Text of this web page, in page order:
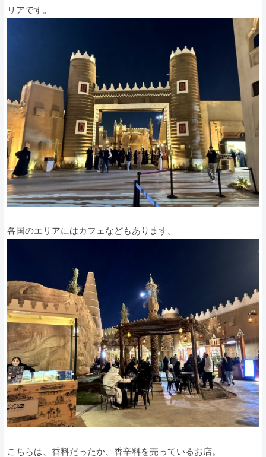
リアです。
各国のエリアにはカフェなどもあります。
こちらは、香料だったか、香辛料を売っているお店。